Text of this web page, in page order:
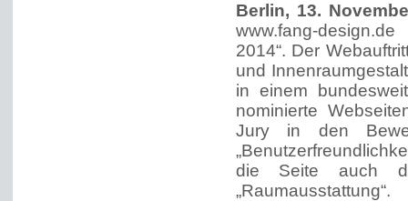
Berlin, 13.
www.fang-
2014“. Der
und
in einem
nominierte
Jury in den
die Seite auch
„Raumausstattung“.